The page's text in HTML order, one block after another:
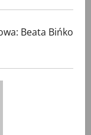
Beata Bińko